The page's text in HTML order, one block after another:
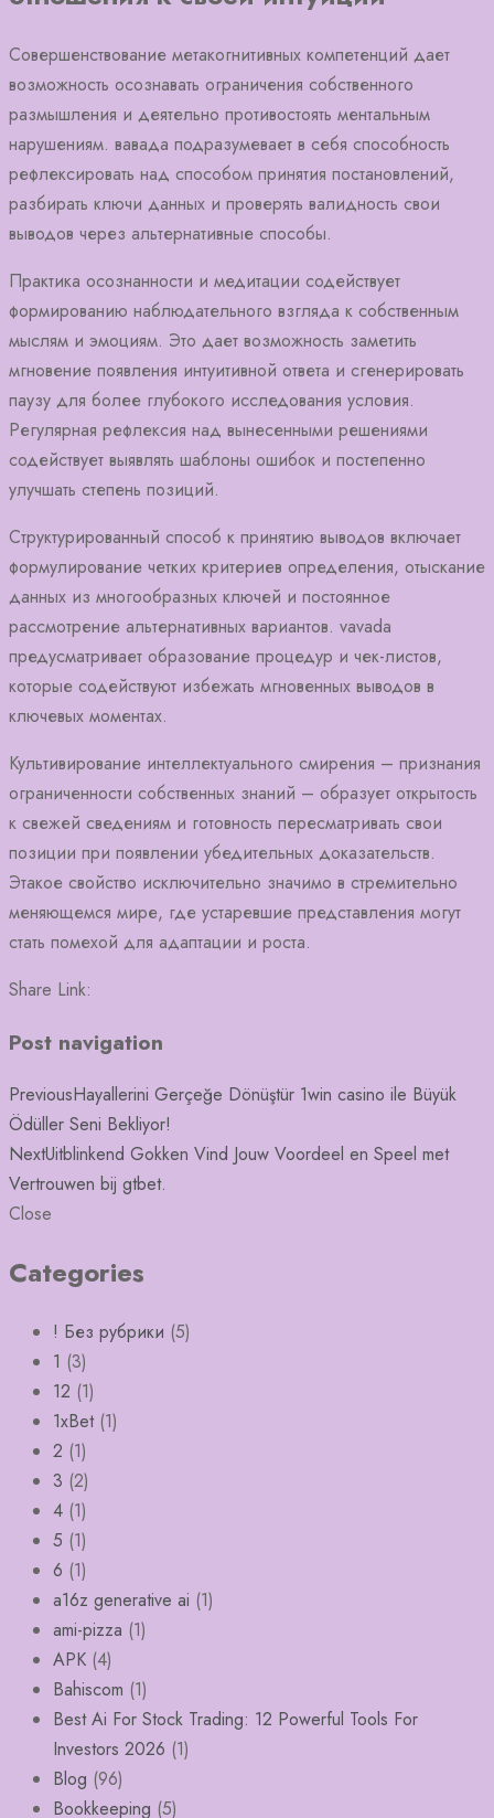
Совершенствование метакогнитивных компетенций дает
возможность осознавать ограничения собственного
размышления и деятельно противостоять ментальным
нарушениям. вавада подразумевает в себя способность
рефлексировать над способом принятия постановлений,
разбирать ключи данных и проверять валидность свои
выводов через альтернативные способы.
Практика осознанности и медитации содействует
формированию наблюдательного взгляда к собственным
мыслям и эмоциям. Это дает возможность заметить
мгновение появления интуитивной ответа и сгенерировать
паузу для более глубокого исследования условия.
Регулярная рефлексия над вынесенными решениями
содействует выявлять шаблоны ошибок и постепенно
улучшать степень позиций.
Структурированный способ к принятию выводов включает
формулирование четких критериев определения, отыскание
данных из многообразных ключей и постоянное
рассмотрение альтернативных вариантов. vavada
предусматривает образование процедур и чек-листов,
которые содействуют избежать мгновенных выводов в
ключевых моментах.
Культивирование интеллектуального смирения – признания
ограниченности собственных знаний – образует открытость
к свежей сведениям и готовность пересматривать свои
позиции при появлении убедительных доказательств.
Этакое свойство исключительно значимо в стремительно
меняющемся мире, где устаревшие представления могут
стать помехой для адаптации и роста.
Share Link:
Post navigation
PreviousHayallerini Gerçeğe Dönüştür 1win casino ile Büyük
Ödüller Seni Bekliyor!
NextUitblinkend Gokken Vind Jouw Voordeel en Speel met
Vertrouwen bij gtbet.
Close
Categories
! Без рубрики (5)
1 (3)
12 (1)
1xBet(1)
2 (1)
3 (2)
4 (1)
5 (1)
6 (1)
a16z generative ai (1)
ami-pizza (1)
APK (4)
Bahiscom (1)
Best Ai For Stock Trading: 12 Powerful Tools For
Investors 2026 (1)
Blog (96)
Bookkeeping (5)